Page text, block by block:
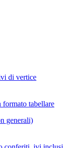
di vertice
tabellare
generali)